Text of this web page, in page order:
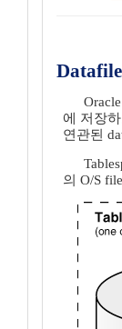
에 저장
연관된
의 O/S